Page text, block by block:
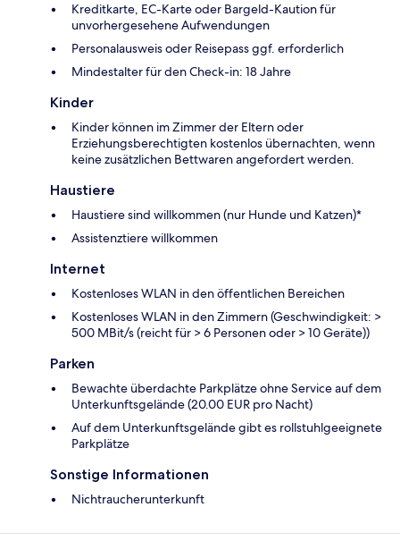
Kreditkarte, EC-Karte oder Bargeld-Kaution für
unvorhergesehene Aufwendungen
Personalausweis oder Reisepass ggf. erforderlich
Mindestalter für den Check-in: 18 Jahre
Kinder
Kinder können im Zimmer der Eltern oder
Erziehungsberechtigten kostenlos übernachten, wenn
keine zusätzlichen Bettwaren angefordert werden.
Haustiere
Haustiere sind willkommen (nur Hunde und Katzen)*
Assistenztiere willkommen
Internet
Kostenloses WLAN in den öffentlichen Bereichen
Kostenloses WLAN in den Zimmern (Geschwindigkeit: >
500 MBit/s (reicht für > 6 Personen oder > 10 Geräte))
Parken
Bewachte überdachte Parkplätze ohne Service auf dem
Unterkunftsgelände (20.00 EUR pro Nacht)
Auf dem Unterkunftsgelände gibt es rollstuhlgeeignete
Parkplätze
Sonstige Informationen
Nichtraucherunterkunft